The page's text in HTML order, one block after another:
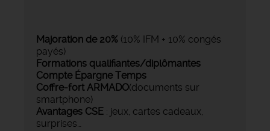
Majoration de 20% (10% IFM + 10% congés
payés)
Formations qualifiantes/diplômantes
Compte Épargne Temps
Coffre-fort ARMADO(documents sur
smartphone)
Avantages CSE : jeux, cartes cadeaux,
surprises…